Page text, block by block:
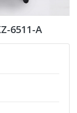
6511-A